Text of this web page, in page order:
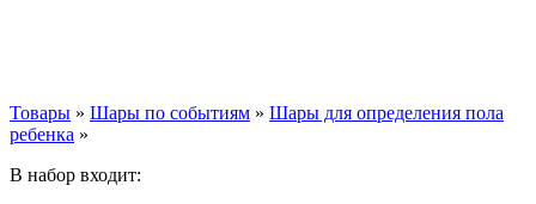
Товары » Шары по событиям » Шары для определения пола
ребенка »
В набор входит: